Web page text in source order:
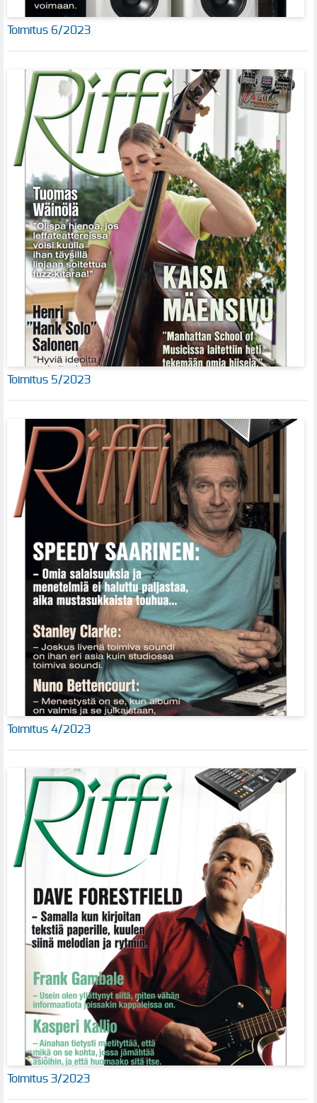
Toimitus 6/2023
Toimitus 5/2023
Toimitus 4/2023
Toimitus 3/2023